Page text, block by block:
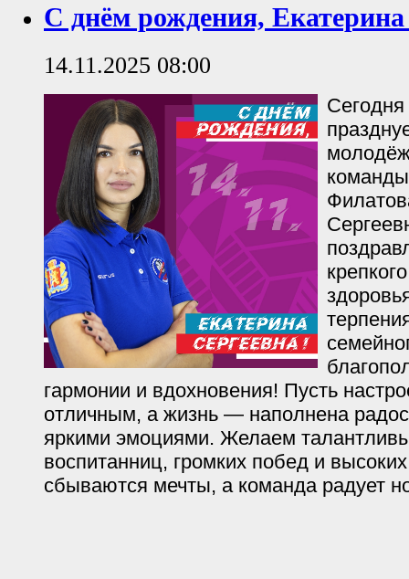
С днём рождения,
14.11.2025 08:00
гармонии и вдохновения! Пусть
отличным, а жизнь — наполнена
яркими эмоциями. Желаем
воспитанниц, громких побед и
сбываются мечты, а команда радует